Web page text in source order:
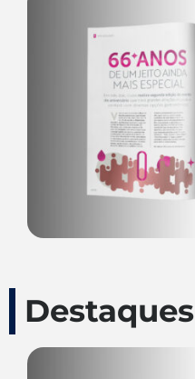
Destaques